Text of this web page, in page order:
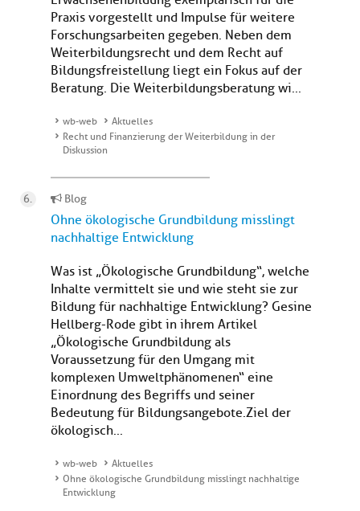
Praxis vorgestellt und Impulse für weitere
Forschungsarbeiten gegeben. Neben dem
Weiterbildungsrecht und dem Recht auf
Bildungsfreistellung liegt ein Fokus auf der
Beratung. Die Weiterbildungsberatung wi...
wb-web
Aktuelles
Recht und Finanzierung der Weiterbildung in der
Diskussion
Blog
Ohne ökologische Grundbildung misslingt
nachhaltige Entwicklung
Was ist „Ökologische Grundbildung“, welche
Inhalte vermittelt sie und wie steht sie zur
Bildung für nachhaltige Entwicklung? Gesine
Hellberg-Rode gibt in ihrem Artikel
„Ökologische Grundbildung als
Voraussetzung für den Umgang mit
komplexen Umweltphänomenen“ eine
Einordnung des Begriffs und seiner
Bedeutung für Bildungsangebote.Ziel der
ökologisch...
wb-web
Aktuelles
Ohne ökologische Grundbildung misslingt nachhaltige
Entwicklung